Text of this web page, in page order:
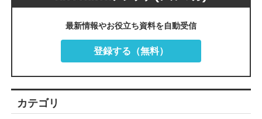
最新情報やお役立ち資料を自動受信
登録する（無料）
カテゴリ